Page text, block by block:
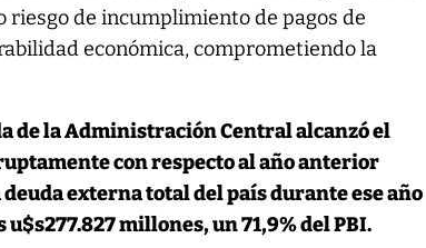
riesgo de incumplimiento de pagos de
económica, comprometiendo la
de la Administración Central alcanzó el
con respecto al año anterior
deuda externa total del país durante ese año
millones, un 71,9% del PBI.